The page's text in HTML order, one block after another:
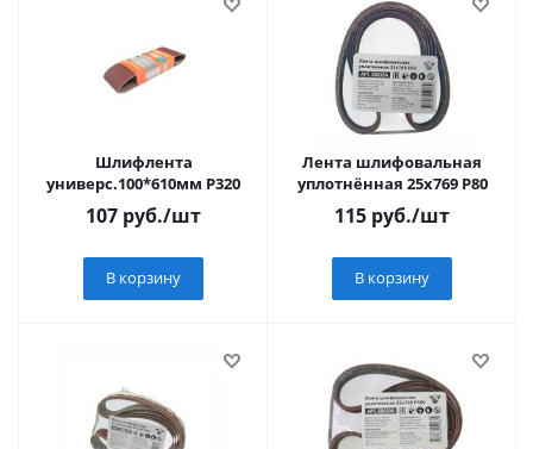
Шлифлента
универс.100*610мм Р320
107 руб./шт
В корзину
Лента шлифовальная
уплотнённая 25х769 Р80
115 руб./шт
В корзину